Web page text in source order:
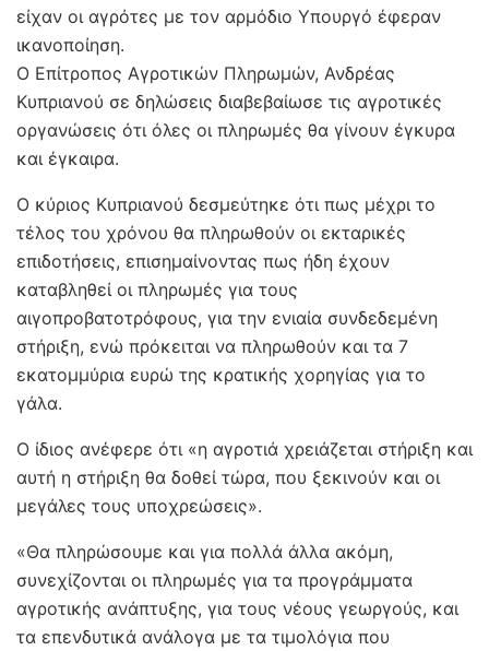
είχαν οι αγρότες με τον αρμόδιο Υπουργό έφεραν
ικανοποίηση.
Ο Επίτροπος Αγροτικών Πληρωμών, Ανδρέας
Κυπριανού σε δηλώσεις διαβεβαίωσε τις αγροτικές
οργανώσεις ότι όλες οι πληρωμές θα γίνουν έγκυρα
και έγκαιρα.
Ο κύριος Κυπριανού δεσμεύτηκε ότι πως μέχρι το
τέλος του χρόνου θα πληρωθούν οι εκταρικές
επιδοτήσεις, επισημαίνοντας πως ήδη έχουν
καταβληθεί οι πληρωμές για τους
αιγοπροβατοτρόφους, για την ενιαία συνδεδεμένη
στήριξη, ενώ πρόκειται να πληρωθούν και τα 7
εκατομμύρια ευρώ της κρατικής χορηγίας για το
γάλα.
Ο ίδιος ανέφερε ότι «η αγροτιά χρειάζεται στήριξη και
αυτή η στήριξη θα δοθεί τώρα, που ξεκινούν και οι
μεγάλες τους υποχρεώσεις».
«Θα πληρώσουμε και για πολλά άλλα ακόμη,
συνεχίζονται οι πληρωμές για τα προγράμματα
αγροτικής ανάπτυξης, για τους νέους γεωργούς, και
τα επενδυτικά ανάλογα με τα τιμολόγια που